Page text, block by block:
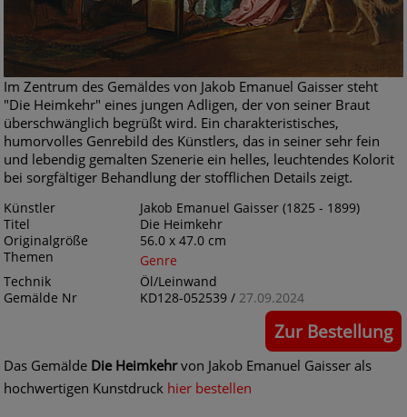
Im Zentrum des Gemäldes von Jakob Emanuel Gaisser steht
"Die Heimkehr" eines jungen Adligen, der von seiner Braut
überschwänglich begrüßt wird. Ein charakteristisches,
humorvolles Genrebild des Künstlers, das in seiner sehr fein
und lebendig gemalten Szenerie ein helles, leuchtendes Kolorit
bei sorgfältiger Behandlung der stofflichen Details zeigt.
Künstler
Jakob Emanuel Gaisser (1825 - 1899)
Titel
Die Heimkehr
Originalgröße
56.0 x 47.0 cm
Themen
Genre
Technik
Öl/Leinwand
Gemälde Nr
KD128-052539 / 27.09.2024
Zur Bestellung
Das Gemälde Die Heimkehrvon Jakob Emanuel Gaisser als
hochwertigen Kunstdruck hier bestellen